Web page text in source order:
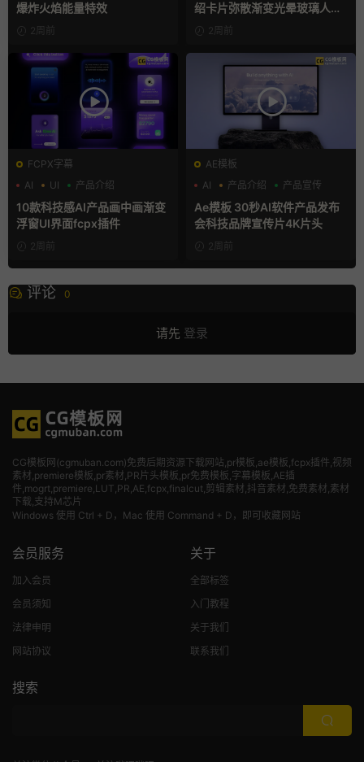
爆炸火焰能量特效
2周前
绍卡片弥散渐变光晕玻璃人名
2周前
FCPX字幕
AI
UI 产品介绍
10款科技感AI产品画中画渐变
浮窗UI界面fcpx插件
2周前
AE模板
AI
产品介绍 产品宣传
Ae模板 30秒AI软件产品发布
会科技品牌宣传片4K片头
2周前
评论 0
请先 登录
CG模板网(cgmuban.com)免费后期资源下载网站,pr模板,ae模板,fcpx插件,视频
素材 ,premiere模板,pr素材,PR片头模板,pr免费模板,字幕模板,AE插
件,mogrt,premiere,LUT,PR,AE,fcpx,finalcut,剪辑素材,抖音素材,免费素材,素材
下载,支持M芯片
Windows 使用 Ctrl + D，Mac 使用 Command + D，即可收藏网站
会员服务
加入会员
会员须知
法律申明
网站协议
关于
全部标签
入门教程
关于我们
联系我们
搜索